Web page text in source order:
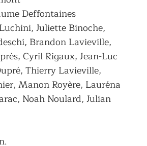
Deffontaines
Juliette Binoche,
Brandon Lavieville,
Cyril Rigaux, Jean-Luc
Thierry Lavieville,
Manon Royère, Lauréna
Noah Noulard, Julian